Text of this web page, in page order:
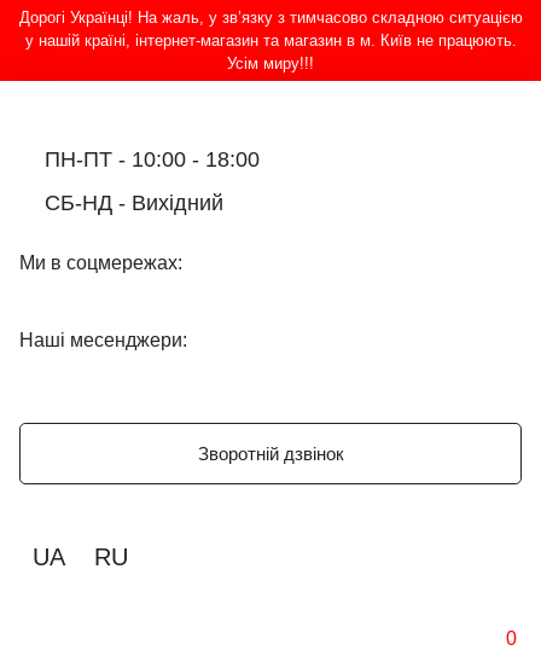
Дорогі Українці! На жаль, у зв’язку з тимчасово складною ситуацією
у нашій країні, інтернет-магазин та магазин в м. Київ не працюють.
Усім миру!!!
ПН-ПТ - 10:00 - 18:00
СБ-НД - Вихідний
Ми в соцмережах:
Наші месенджери:
Зворотній дзвінок
UA RU
0